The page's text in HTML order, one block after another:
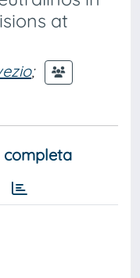
at
;
completa